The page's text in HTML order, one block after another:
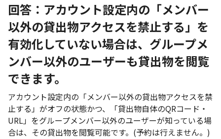
回答：アカウント設定内の「メンバー
以外の貸出物アクセスを禁止する」を
有効化していない場合は、グループメ
ンバー以外のユーザーも貸出物を閲覧
できます。
アカウント設定内の「メンバー以外の貸出物アクセスを禁
止する」がオフの状態かつ、「貸出物自体のQRコード・
URL」をグループメンバー以外のユーザーが知っている場
合は、その貸出物を閲覧可能です。(予約は行えません。)